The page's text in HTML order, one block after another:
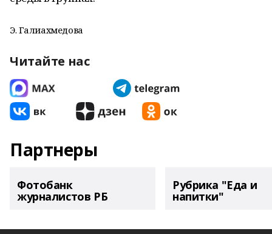
Э. Галиахмедова
Читайте нас
Партнеры
Фотобанк
журналистов РБ
Рубрика "Еда и
напитки"